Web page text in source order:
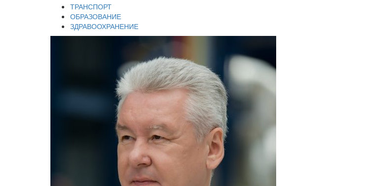
ТРАНСПОРТ
ОБРАЗОВАНИЕ
ЗДРАВООХРАНЕНИЕ